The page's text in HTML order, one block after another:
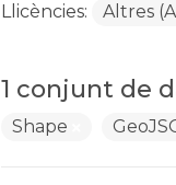
1 conjunt de
Llicències: Altres
Shape